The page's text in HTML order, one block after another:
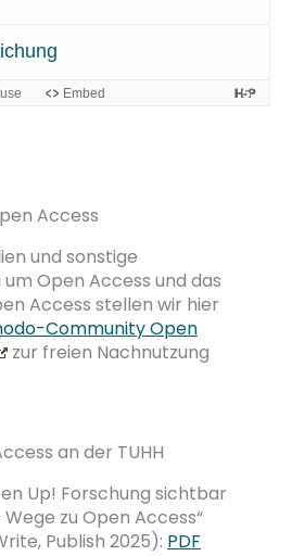
Access
und sonstige
Open Access und das
Access stellen wir hier
Community Open
zur freien Nachnutzung
an der TUHH
Up! Forschung sichtbar
zu Open Access“
Publish 2025): PDF